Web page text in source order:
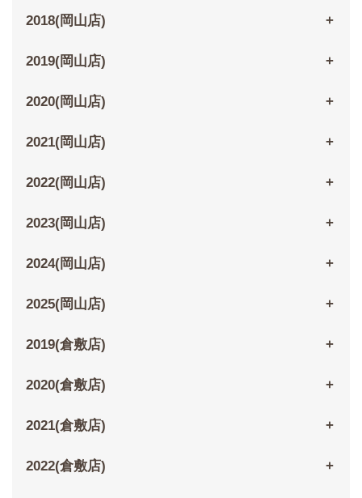
2018(岡山店)
2019(岡山店)
2020(岡山店)
2021(岡山店)
2022(岡山店)
2023(岡山店)
2024(岡山店)
2025(岡山店)
2019(倉敷店)
2020(倉敷店)
2021(倉敷店)
2022(倉敷店)